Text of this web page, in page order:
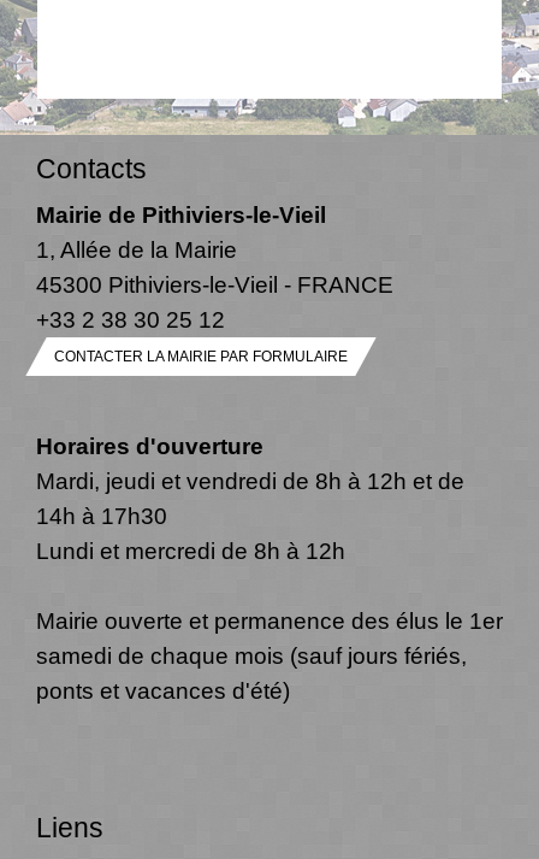
Contacts
Mairie de Pithiviers-le-Vieil
1, Allée de la Mairie
45300 Pithiviers-le-Vieil - FRANCE
+33 2 38 30 25 12
CONTACTER LA MAIRIE PAR FORMULAIRE
Horaires d'ouverture
Mardi, jeudi et vendredi de 8h à 12h et de
14h à 17h30
Lundi et mercredi de 8h à 12h
Mairie ouverte et permanence des élus le 1er
samedi de chaque mois (sauf jours fériés,
ponts et vacances d'été)
Liens